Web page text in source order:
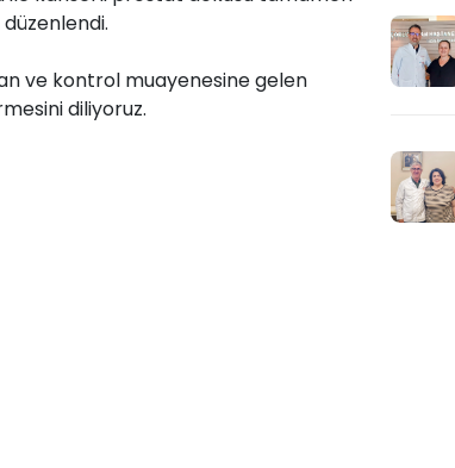
ve kontrol muayenesine gelen
diliyoruz.